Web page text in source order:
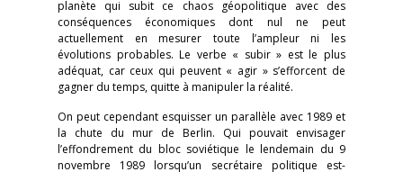
planète qui subit ce chaos géopolitique avec des
conséquences économiques dont nul ne peut
actuellement en mesurer toute l’ampleur ni les
évolutions probables. Le verbe « subir » est le plus
adéquat, car ceux qui peuvent « agir » s’efforcent de
gagner du temps, quitte à manipuler la réalité.
On peut cependant esquisser un parallèle avec 1989 et
la chute du mur de Berlin. Qui pouvait envisager
l’effondrement du bloc soviétique le lendemain du 9
novembre 1989 lorsqu’un secrétaire politique est-